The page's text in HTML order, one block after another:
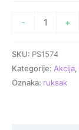
- +
SKU: PS1574
Kategorije: Akcija,
Oznaka: ruksak